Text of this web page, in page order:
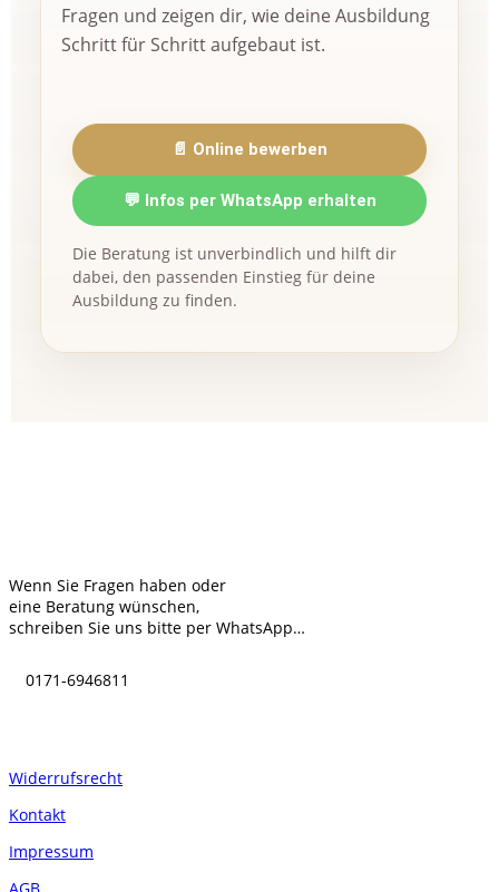
Fragen und zeigen dir, wie deine Ausbildung
Schritt für Schritt aufgebaut ist.
📄 Online bewerben
💬 Infos per WhatsApp erhalten
Die Beratung ist unverbindlich und hilft dir
dabei, den passenden Einstieg für deine
Ausbildung zu finden.
Wenn Sie Fragen haben oder
eine Beratung wünschen,
schreiben Sie uns bitte per WhatsApp…
0171-6946811
Widerrufsrecht
Kontakt
Impressum